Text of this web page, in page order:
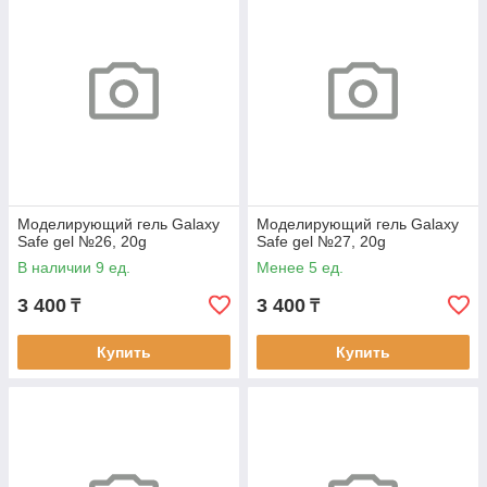
Моделирующий гель Galaxy
Safe gel №26, 20g
В наличии 9 ед.
3 400 ₸
Купить
Моделирующий гель Galaxy
Safe gel №27, 20g
Менее 5 ед.
3 400 ₸
Купить